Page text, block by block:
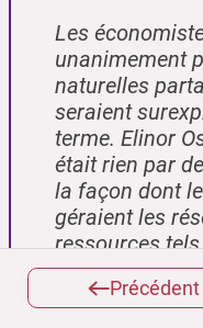
Les
unanimement
naturelles
seraient
terme. Elinor
était rien par
la façon dont
géraient les
ressources
zones de
montré que
Précédent